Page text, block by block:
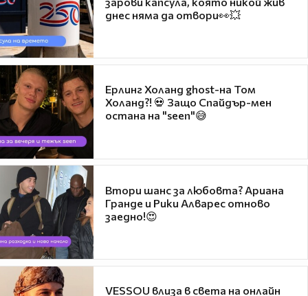
днес няма да отвори👀💥
Ерлинг Холанд ghost-на Том
Холанд?! 💀 Защо Спайдър-мен
остана на "seen"😅
Втори шанс за любовта? Ариана
Гранде и Рики Алварес отново
заедно!😍
VESSOU влиза в света на онлайн